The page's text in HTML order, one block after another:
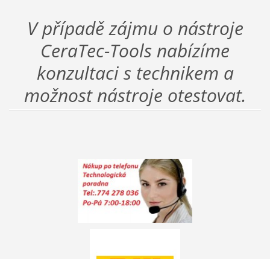
V případě zájmu o nástroje
CeraTec-Tools nabízíme
konzultaci s technikem a
možnost nástroje otestovat.